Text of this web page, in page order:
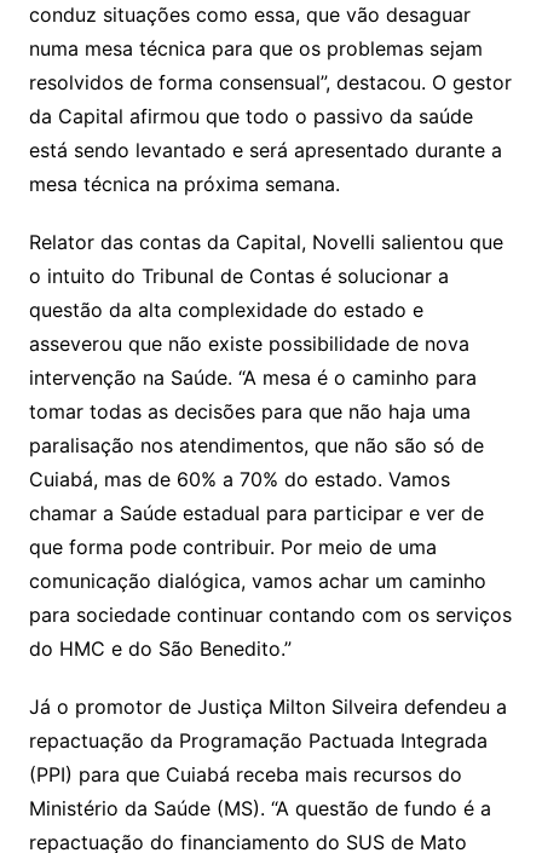
conduz situações como essa, que vão desaguar
numa mesa técnica para que os problemas sejam
resolvidos de forma consensual”, destacou. O gestor
da Capital afirmou que todo o passivo da saúde
está sendo levantado e será apresentado durante a
mesa técnica na próxima semana.
Relator das contas da Capital, Novelli salientou que
o intuito do Tribunal de Contas é solucionar a
questão da alta complexidade do estado e
asseverou que não existe possibilidade de nova
intervenção na Saúde. “A mesa é o caminho para
tomar todas as decisões para que não haja uma
paralisação nos atendimentos, que não são só de
Cuiabá, mas de 60% a 70% do estado. Vamos
chamar a Saúde estadual para participar e ver de
que forma pode contribuir. Por meio de uma
comunicação dialógica, vamos achar um caminho
para sociedade continuar contando com os serviços
do HMC e do São Benedito.”
Já o promotor de Justiça Milton Silveira defendeu a
repactuação da Programação Pactuada Integrada
(PPI) para que Cuiabá receba mais recursos do
Ministério da Saúde (MS). “A questão de fundo é a
repactuação do financiamento do SUS de Mato